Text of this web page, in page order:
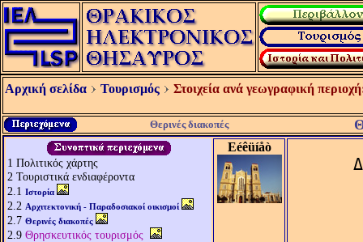
Αρχική σελίδα Τουρισμός Στοιχεία ανά γεωγραφική
Θερινές διακοπές
1 Πολιτικός χάρτης
2 Τουριστικά ενδιαφέροντα
2.1 Ιστορία
2.2 Αρχιτεκτονική - Παραδοσιακοί οικισμοί
2.7 Θερινές διακοπές
2.9 Θρησκευτικός τουρισμός
Eéêüíåò